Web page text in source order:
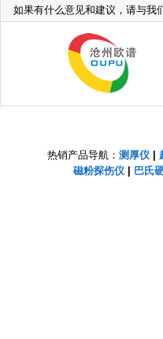
如果有什么意见和建议，请与我
热销产品导航： 测厚仪
磁粉探伤仪| 巴氏